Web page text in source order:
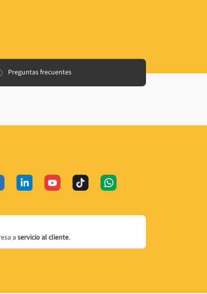
Preguntas frecuentes
aservicio al cliente.